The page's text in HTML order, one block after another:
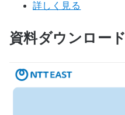
詳しく見る
資料ダウンロード